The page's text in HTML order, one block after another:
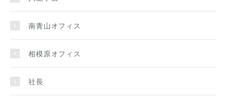
南青山オフィス
相模原オフィス
社長